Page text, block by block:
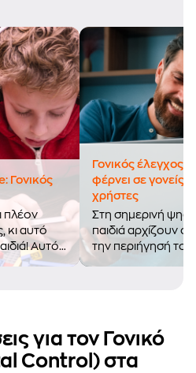
Γονικός
πλέον
κι αυτό
Αυτό
ξαφνικά
Γονικός έλεγχος:
φέρνει σε γονείς
χρήστες
Στη σημερινή
παιδιά αρχίζουν
την περιήγησή
για τον Γονικό
Control) στα